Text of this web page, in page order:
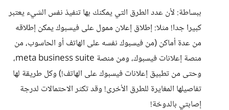
ببساطة: لأن عدد الطرق التي يمكنك بها تنفيذ نفس الشيء يعتبر
كبيرا جدا! مثلا: إطلاق إعلان ممول على فيسبوك يمكن إطلاقه
من عدة أماكن (من فيسبوك نفسه على الهاتف أو الحاسوب، من
منصة إعلانات فيسبوك، ومن منصة meta business suite،
وحتى من تطبيق إعلانات فيسبوك على الهاتف!) وكل طريقة لها
تفاصيلها المغايرة للطرق الأخرى! وقد تكثر الاحتمالات لدرجة
إصابتي بالدوخة!